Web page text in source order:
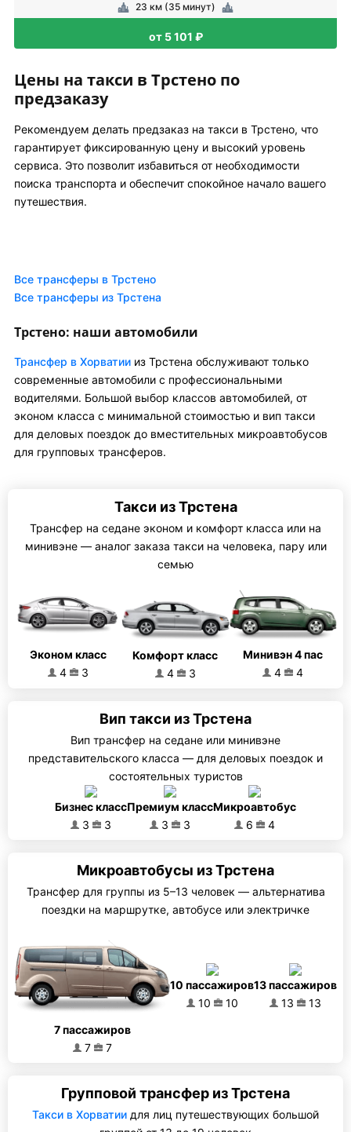
23 км (35 минут)
от 5 101 ₽
Цены на такси в Трстено по
предзаказу
Рекомендуем делать предзаказ на такси в Трстено, что
гарантирует фиксированную цену и высокий уровень
сервиса. Это позволит избавиться от необходимости
поиска транспорта и обеспечит спокойное начало вашего
путешествия.
Все трансферы в Трстено
Все трансферы из Трстена
Трстено: наши автомобили
Трансфер в Хорватии из Трстена обслуживают только
современные автомобили с профессиональными
водителями. Большой выбор классов автомобилей, от
эконом класса с минимальной стоимостью и вип такси
для деловых поездок до вместительных микроавтобусов
для групповых трансферов.
Такси из Трстена
Трансфер на седане эконом и комфорт класса или на
минивэне — аналог заказа такси на человека, пару или
семью
Эконом класс
4
3
Комфорт класс
4
3
Минивэн 4 пас
4
4
Вип такси из Трстена
Вип трансфер на седане или минивэне
представительского класса — для деловых поездок и
состоятельных туристов
Бизнес класс
3
3
Премиум класс
3
3
Микроавтобус
6
4
Микроавтобусы из Трстена
Трансфер для группы из 5–13 человек — альтернатива
поездки на маршрутке, автобусе или электричке
7 пассажиров
7
7
10 пассажиров
10
10
13 пассажиров
13
13
Групповой трансфер из Трстена
Такси в Хорватии для лиц путешествующих большой